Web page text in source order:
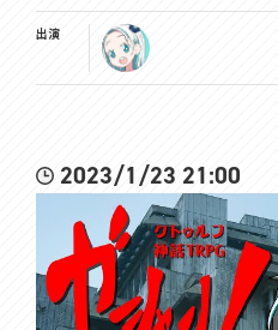
出演
2023/1/23 21:00